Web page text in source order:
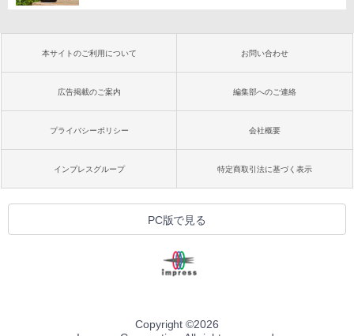
本サイトのご利用について お問い合わせ
広告掲載のご案内 編集部へのご連絡
プライバシーポリシー 会社概要
インプレスグループ 特定商取引法に基づく表示
PC版で見る
Copyright ©2026